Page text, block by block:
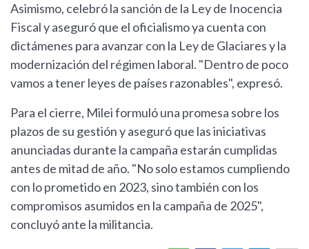
Asimismo, celebró la sanción de la Ley de Inocencia
Fiscal y aseguró que el oficialismo ya cuenta con
dictámenes para avanzar con la Ley de Glaciares y la
modernización del régimen laboral. "Dentro de poco
vamos a tener leyes de países razonables", expresó.
Para el cierre, Milei formuló una promesa sobre los
plazos de su gestión y aseguró que las iniciativas
anunciadas durante la campaña estarán cumplidas
antes de mitad de año. "No solo estamos cumpliendo
con lo prometido en 2023, sino también con los
compromisos asumidos en la campaña de 2025",
concluyó ante la militancia.